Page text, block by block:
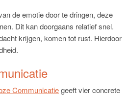
de emotie door te dringen, deze
Dit kan doorgaans relatief snel.
krijgen, komen tot rust. Hierdoor
Communicatiegeeft vier concrete